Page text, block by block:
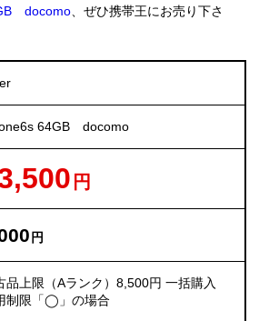
docomo、ぜひ携帯王にお売り下さ
64GB docomo
品上限（Aランク）8,500円 一括購入
制限「◯」の場合